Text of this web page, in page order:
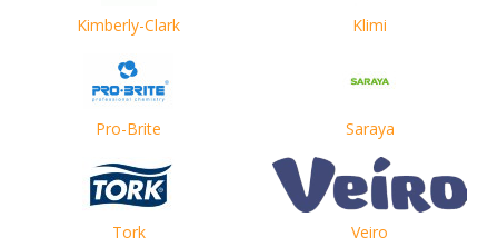
Kimberly-Clark Klimi
Pro-Brite Saraya
Tork Veiro